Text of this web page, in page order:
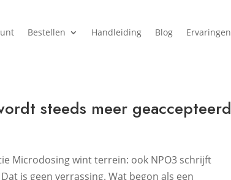
Bestellen Handleiding Blog Ervaringen
steeds meer geaccepteerd
Microdosing wint terrein: ook NPO3 schrijft
is geen verrassing. Wat begon als een